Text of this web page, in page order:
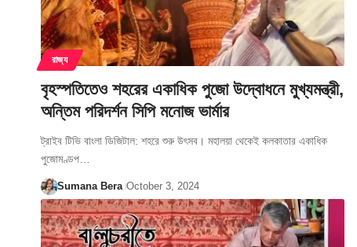
রাজ্য
বৃহস্পতিতেও শহরের একাধিক পুজো উদ্বোধনে মুখ্যমন্ত্রী,
অন্তিম পরিদর্শন সিপি মনোজ ভার্মার
ট্রাইব টিভি বাংলা ডিজিটাল: শহরে শুরু উৎসব। মহালয়া থেকেই কলকাতার একাধিক
পুজোমণ্ডপ…
Sumana Bera October 3, 2024